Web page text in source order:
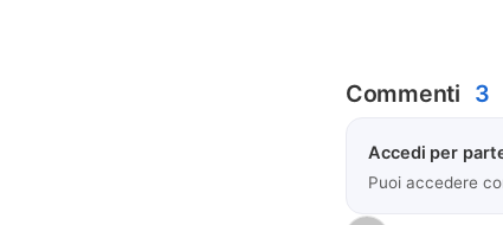
Commenti 3
Accedi per
Puoi accedere